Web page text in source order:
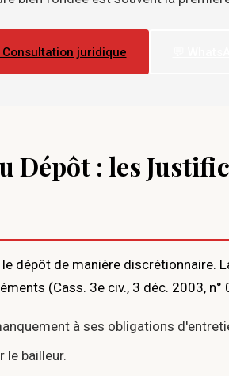
Consultation juridique
Dépôt : les
dépôt de manière discrétionnaire.
(Cass. 3e civ., 3 déc. 2003, n°
à ses obligations
le bailleur.